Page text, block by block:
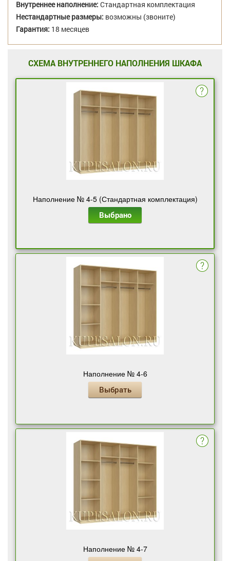
Внутреннее наполнение: Стандартная комплектация
Нестандартные размеры: возможны (звоните)
Гарантия: 18 месяцев
СХЕМА ВНУТРЕННЕГО НАПОЛНЕНИЯ ШКАФА
Наполнение № 4-5 (Стандартная комплектация)
Выбрано
Наполнение № 4-6
Выбрать
Наполнение № 4-7